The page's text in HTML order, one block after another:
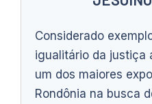
Considerado
igualitário da justiça
um dos maiores
Rondônia na busca